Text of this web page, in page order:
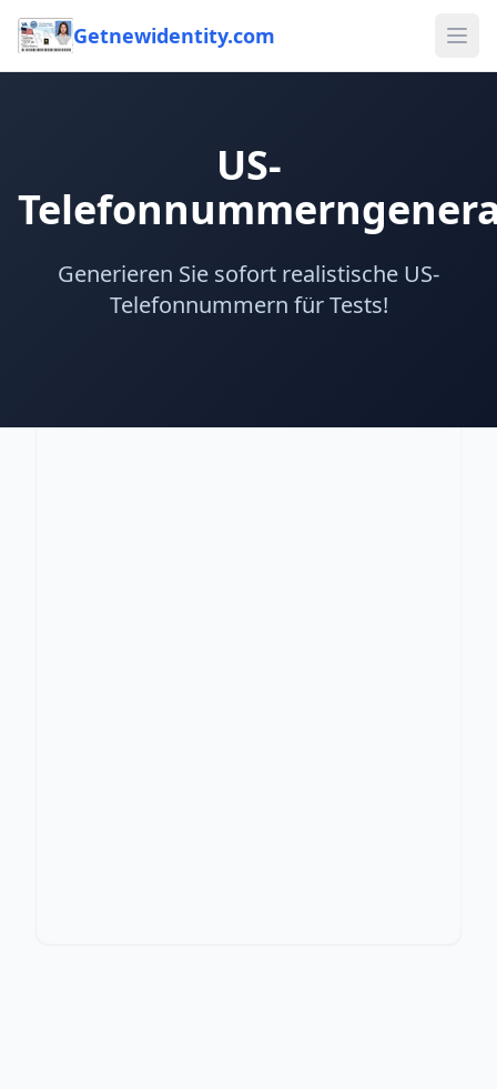
Getnewidentity.com
US-
Generieren Sie sofort realistische US-
Telefonnummern für Tests!